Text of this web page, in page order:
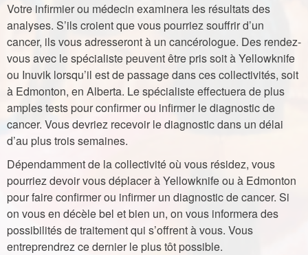
Votre infirmier ou médecin examinera les résultats des
analyses. S’ils croient que vous pourriez souffrir d’un
cancer, ils vous adresseront à un cancérologue. Des rendez-
vous avec le spécialiste peuvent être pris soit à Yellowknife
ou Inuvik lorsqu’il est de passage dans ces collectivités, soit
à Edmonton, en Alberta. Le spécialiste effectuera de plus
amples tests pour confirmer ou infirmer le diagnostic de
cancer. Vous devriez recevoir le diagnostic dans un délai
d’au plus trois semaines.
Dépendamment de la collectivité où vous résidez, vous
pourriez devoir vous déplacer à Yellowknife ou à Edmonton
pour faire confirmer ou infirmer un diagnostic de cancer. Si
on vous en décèle bel et bien un, on vous informera des
possibilités de traitement qui s’offrent à vous. Vous
entreprendrez ce dernier le plus tôt possible.